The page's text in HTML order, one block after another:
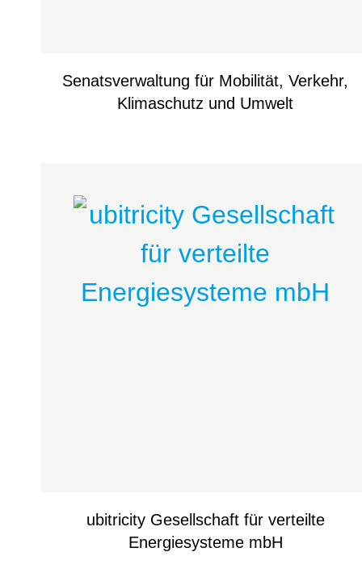
Senatsverwaltung für Mobilität, Verkehr,
Klimaschutz und Umwelt
ubitricity Gesellschaft für verteilte
Energiesysteme mbH